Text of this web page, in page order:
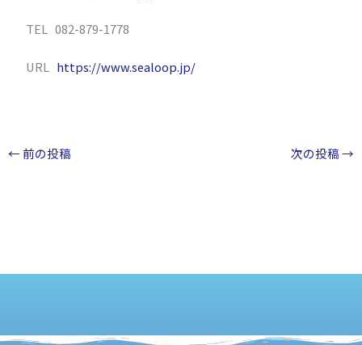
TEL 082-879-1778
URL https://www.sealoop.jp/
← 前の投稿 次の投稿→